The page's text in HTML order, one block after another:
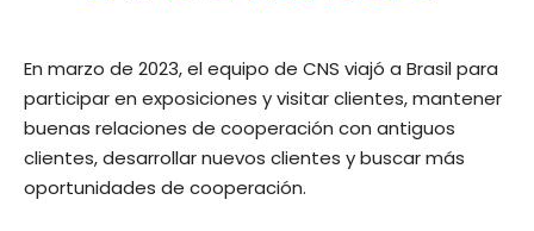
En marzo de 2023, el equipo de CNS viajó a Brasil para
participar en exposiciones y visitar clientes, mantener
buenas relaciones de cooperación con antiguos
clientes, desarrollar nuevos clientes y buscar más
oportunidades de cooperación.